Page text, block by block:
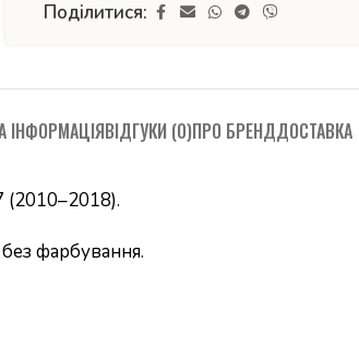
Поділитися:
ІНФОРМАЦІЯВІДГУКИ (0)ПРО БРЕНДДОСТАВКА
(2010–2018).
фарбування.